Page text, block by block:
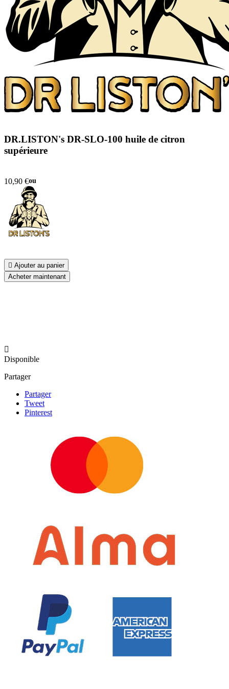
DR.LISTON's DR-SLO-100 huile de citron
supérieure
10,90 €ou
 Ajouter au panier
Acheter maintenant

Disponible
Partager
Partager
Tweet
Pinterest